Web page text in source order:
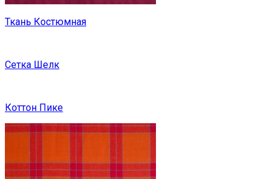
Ткань Костюмная
Сетка Шелк
Коттон Пике